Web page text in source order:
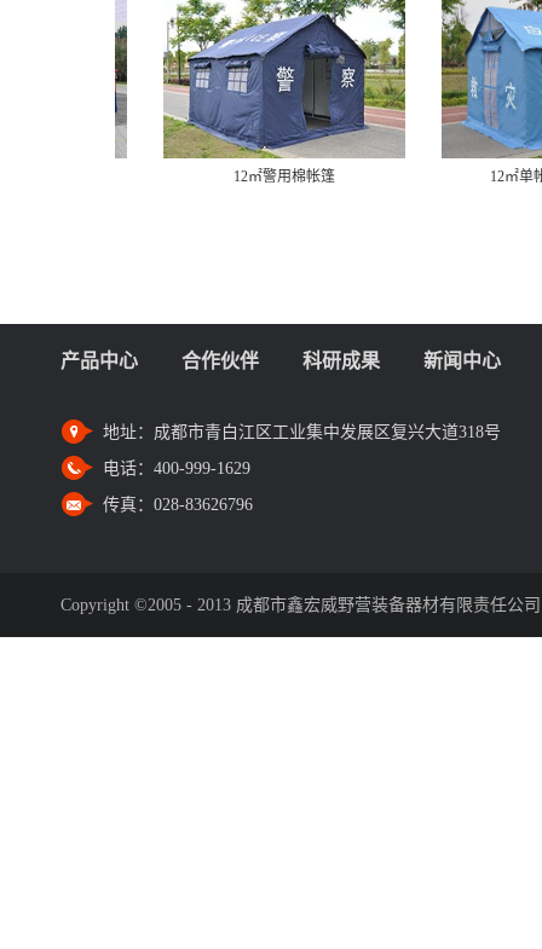
12㎡警用棉帐篷 12㎡单帐
产品中心 合作伙伴 科研成果 新闻中心
地址： 成都市青白江区工业集中发展区复兴大道318号
电话： 400-999-1629
传真： 028-83626796
Copyright ©2005 - 2013 成都市鑫宏威野营装备器材有限责任公司